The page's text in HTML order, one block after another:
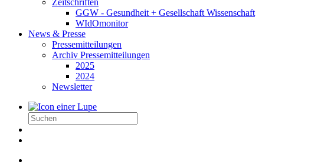
Zeitschriften
GGW - Gesundheit + Gesellschaft Wissenschaft
WIdOmonitor
News & Presse
Pressemitteilungen
Archiv Pressemitteilungen
2025
2024
Newsletter